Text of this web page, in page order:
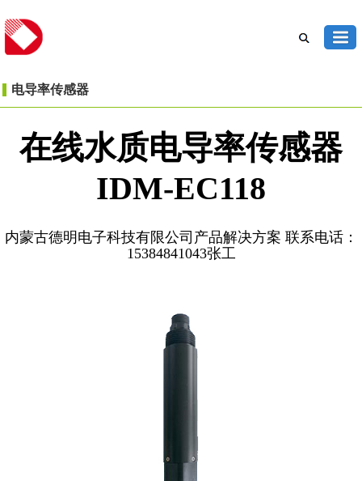
电导率传感器
在线水质电导率传感器
IDM-EC118
内蒙古德明电子科技有限公司产品解决方案 联系电话：
15384841043张工